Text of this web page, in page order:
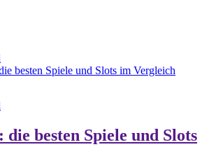
besten Spiele und Slots im Vergleich
die besten Spiele und Slots